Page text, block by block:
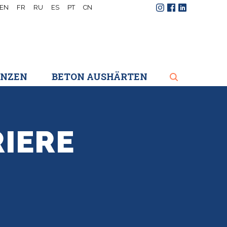
EN FR RU ES PT CN
BETON AUSHÄRTEN